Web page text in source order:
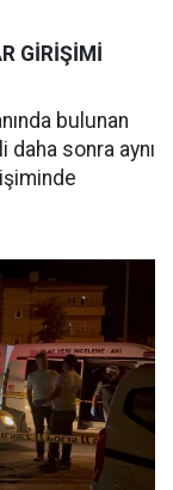
GİRİŞİMİ
bulunan
sonra aynı